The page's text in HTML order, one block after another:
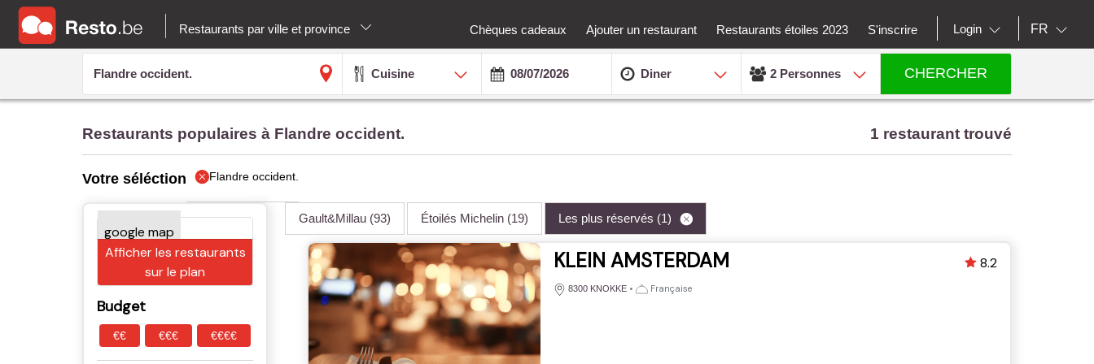
Restaurants par ville et province Chèques cadeaux Ajouter un restaurant Restaurants étoiles 2023 S'inscrire Login FR
Cuisine Diner 2 Personnes CHERCHER
Restaurants populaires à Flandre occident. 1 restaurant trouvé
Votre séléction Flandre occident.
Afficher les restaurants
sur le plan
Budget
€€ €€€ €€€€
Gault&Millau (93) Étoilés Michelin (19) Les plus réservés (1)
KLEIN AMSTERDAM
8300 KNOKKE • Française
8.2